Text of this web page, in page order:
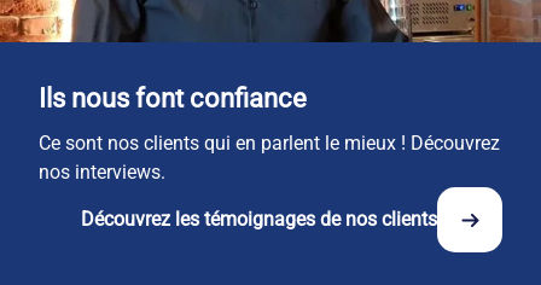
Ils nous font confiance
Ce sont nos clients qui en parlent le mieux ! Découvrez
nos interviews.
Découvrez les témoignages de nos clients